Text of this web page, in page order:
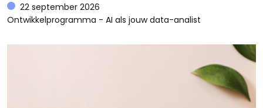
22 september 2026
Ontwikkelprogramma - AI als jouw data-analist